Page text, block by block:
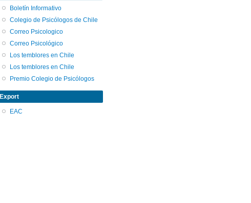
Boletín Informativo
Colegio de Psicólogos de Chile
Correo Psicologico
Correo Psicológico
Los temblores en Chile
Los temblores en Chile
Premio Colegio de Psicólogos
Export
EAC